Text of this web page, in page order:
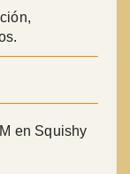
en Squishy